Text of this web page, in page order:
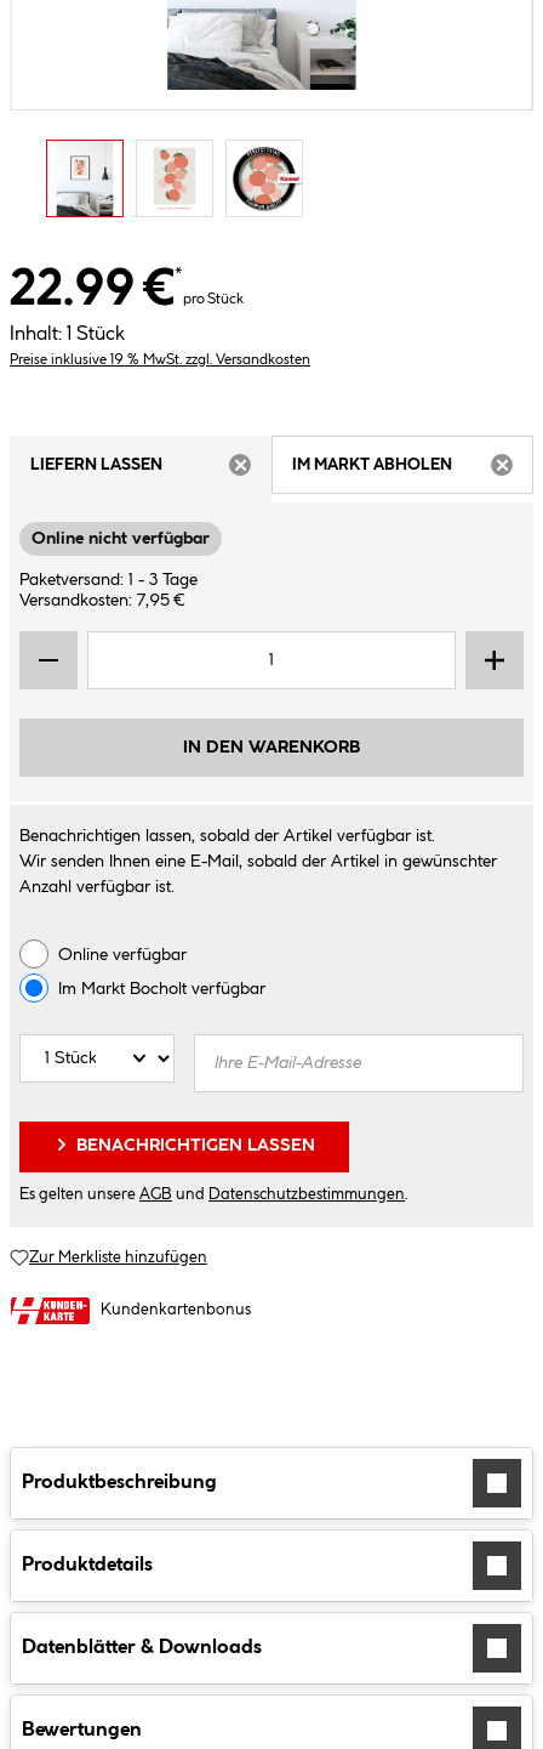
22.99 €*
pro Stück
Inhalt: 1 Stück
Preise inklusive 19 % MwSt. zzgl. Versandkosten
LIEFERN LASSEN
IM MARKT ABHOLEN
Online nicht verfügbar
Paketversand: 1 - 3 Tage
Versandkosten: 7,95 €
IN DEN WARENKORB
Benachrichtigen lassen, sobald der Artikel verfügbar ist.
Wir senden Ihnen eine E-Mail, sobald der Artikel in gewünschter
Anzahl verfügbar ist.
Online verfügbar
Im Markt Bocholtverfügbar
BENACHRICHTIGEN LASSEN
Es gelten unsere AGB und Datenschutzbestimmungen
Zur Merkliste hinzufügen
Kundenkartenbonus
Produktbeschreibung
Produktdetails
Datenblätter & Downloads
Bewertungen